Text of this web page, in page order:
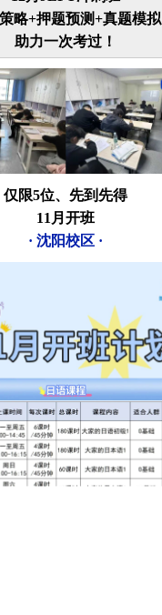
略+押题预测+真题模拟
助力一次考过！
仅限5位、先到先得
11 月 开班
· 沈阳校区 ·